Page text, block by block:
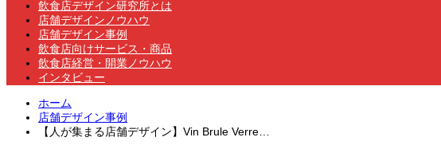
飲食店デザイン研究所とは
店舗デザインノウハウ
店舗デザイン事例
飲食店向けサービス・商品
飲食店経営・開業ノウハウ
インタビュー
ホーム
店舗デザイン事例
【人が集まる店舗デザイン】Vin Brule Verre…